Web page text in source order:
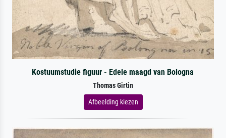
Kostuumstudie figuur - Edele maagd van Bologna
Thomas Girtin
Afbeelding kiezen